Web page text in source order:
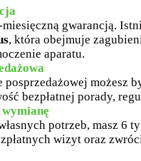
gwarancją.
, która obejmuje
aparatu.
możesz
bezpłatnej porady,
potrzeb, masz 6
wizyt oraz